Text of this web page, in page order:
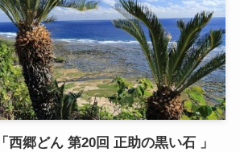
西郷どん 第20回 正助の黒い石 」